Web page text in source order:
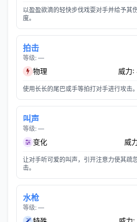
以盈盈欲滴的轻快步伐戏耍对手并给予其
度。
拍击
等级: —
物理 威力:
使用长长的尾巴或手等拍打对手进行攻击。
叫声
等级: —
变化 威
让对手听可爱的叫声，引开注意力使其疏
击。
水枪
等级: —